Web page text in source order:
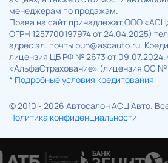
менеджерам по продажам.
Права на сайт принадлежат ООО
ОГРН 1257700197974 от 24.04.2025)
адрес эл. почты buh@ascauto.ru.
лицензия ЦБ РФ № 2673 от 09.07.2024.
«АльфаСтрахование» (лицензия ОС №
* Подробные условия кредитования
© 2010 - 2026 Автосалон АСЦ Авто.
Политика конфиденциальности